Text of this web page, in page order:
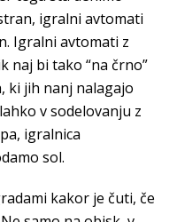
igralni avtomati
Igralni avtomati z
naj bi tako “na črno”
ki jih nanj nalagajo
v sodelovanju z
igralnica
sol.
kakor je čuti, če